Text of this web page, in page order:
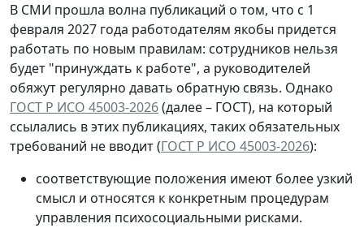
В СМИ прошла волна публикаций о том, что с 1
февраля 2027 года работодателям якобы придется
работать по новым правилам: сотрудников нельзя
будет "принуждать к работе", а руководителей
обяжут регулярно давать обратную связь. Однако
ГОСТ Р ИСО 45003-2026(далее – ГОСТ), на который
ссылались в этих публикациях, таких обязательных
требований не вводит (ГОСТ Р ИСО 45003-2026):
соответствующие положения имеют более узкий
смысл и относятся к конкретным процедурам
управления психосоциальными рисками.